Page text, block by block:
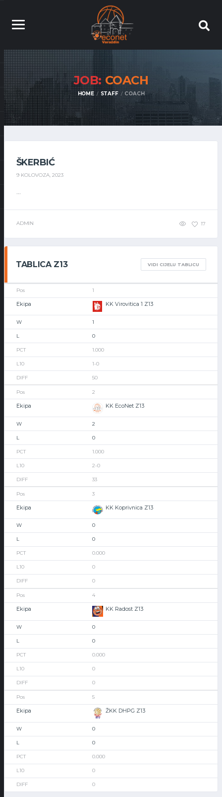
JOB:COACH
HOME STAFF COACH
ŠKERBIĆ
9 KOLOVOZA, 2023
...
ADMIN 17
TABLICA Z13 VIDI CIJELU TABLICU
1
KK Virovitica 1 Z13
1
0
1.000
1-0
50
2
KK EcoNet Z13
2
0
1.000
2-0
33
3
KK Koprivnica Z13
0
0
0.000
0
0
4
KK Radost Z13
0
0
0.000
0
0
5
ŽKK DHPG Z13
0
0
0.000
0
0